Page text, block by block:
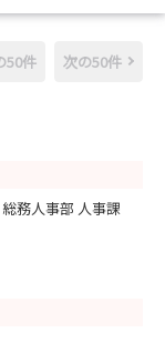
50件 次の50件
務人事部 人事課